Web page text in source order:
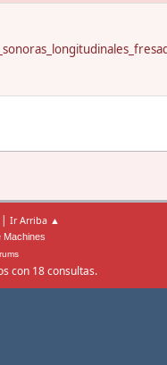
| Ir Arriba ▲
Machines
con 18 consultas.